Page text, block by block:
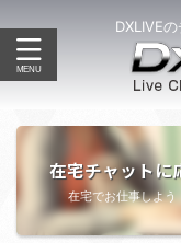
DXLIVE
在宅チャットに
在宅でお仕事しよう